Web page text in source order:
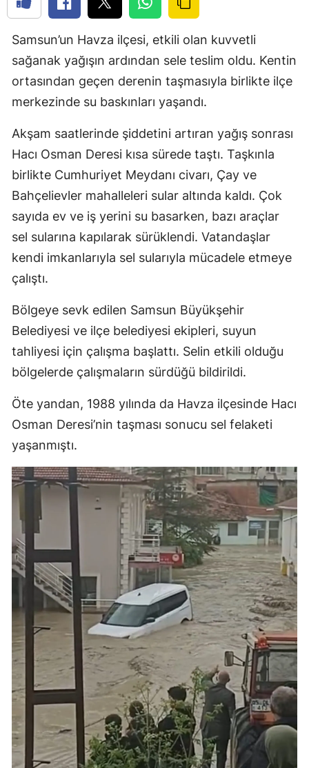
Samsun’un Havza ilçesi, etkili olan kuvvetli
sağanak yağışın ardından sele teslim oldu. Kentin
ortasından geçen derenin taşmasıyla birlikte ilçe
merkezinde su baskınları yaşandı.
Akşam saatlerinde şiddetini artıran yağış sonrası
Hacı Osman Deresi kısa sürede taştı. Taşkınla
birlikte Cumhuriyet Meydanı civarı, Çay ve
Bahçelievler mahalleleri sular altında kaldı. Çok
sayıda ev ve iş yerini su basarken, bazı araçlar
sel sularına kapılarak sürüklendi. Vatandaşlar
kendi imkanlarıyla sel sularıyla mücadele etmeye
çalıştı.
Bölgeye sevk edilen Samsun Büyükşehir
Belediyesi ve ilçe belediyesi ekipleri, suyun
tahliyesi için çalışma başlattı. Selin etkili olduğu
bölgelerde çalışmaların sürdüğü bildirildi.
Öte yandan, 1988 yılında da Havza ilçesinde Hacı
Osman Deresi’nin taşması sonucu sel felaketi
yaşanmıştı.